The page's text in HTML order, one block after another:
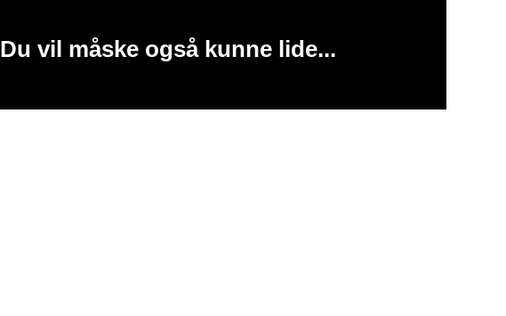
Du vil måske også kunne lide...